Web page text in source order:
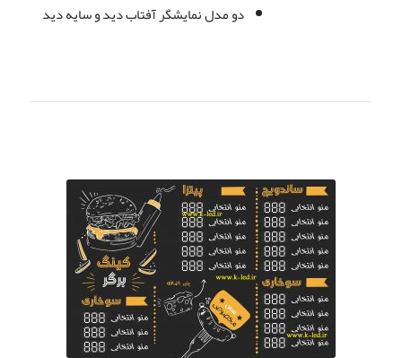
دو مدل نمایشگر آفتاب دید و سایه دید